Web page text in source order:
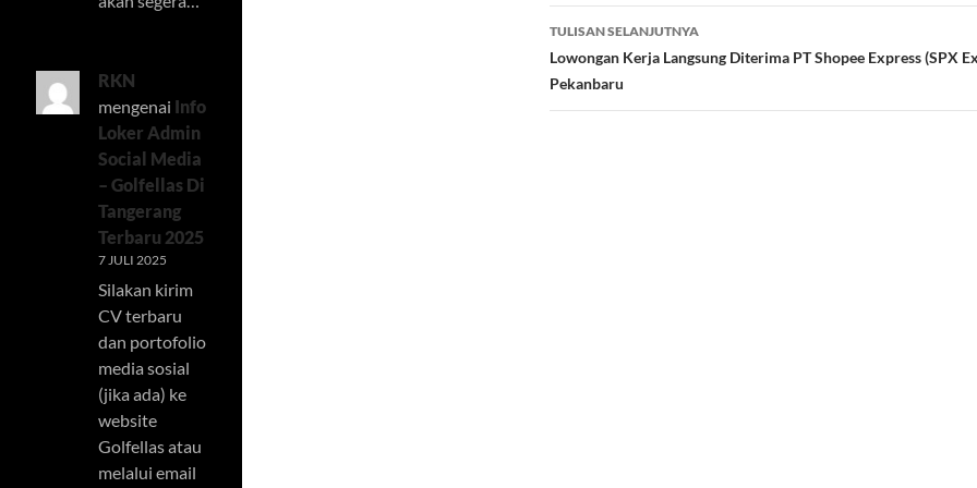
TULISAN SELANJUTNYA
Lowongan Kerja Langsung Diterima PT Shopee Express (SPX
Pekanbaru
RKN
mengenai Info
Loker Admin
Social Media
– Golfellas Di
Tangerang
Terbaru 2025
7 JULI 2025
Silakan kirim
CV terbaru
dan portofolio
media sosial
(jika ada) ke
website
Golfellas atau
melalui email